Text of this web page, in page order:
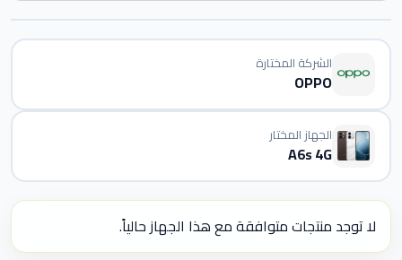
الشركة المختارة
OPPO
الجهاز المختار
A6s 4G
لا توجد منتجات متوافقة مع هذا الجهاز حالياً.